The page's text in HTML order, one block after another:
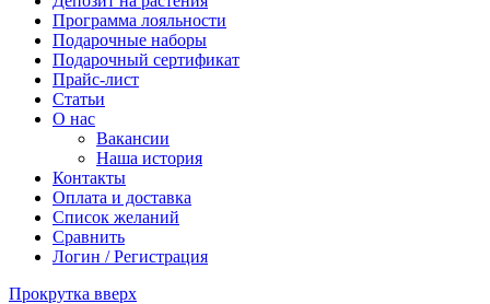
Программа лояльности
Подарочные наборы
Подарочный сертификат
Прайс-лист
Статьи
О нас
Вакансии
Наша история
Контакты
Оплата и доставка
Список желаний
Сравнить
Логин / Регистрация
Прокрутка вверх